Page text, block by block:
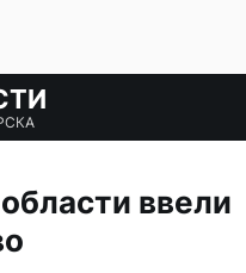
ввели